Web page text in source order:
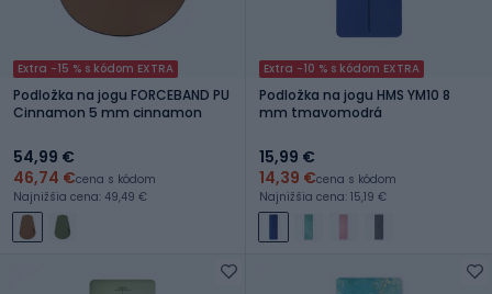
Extra -15 % s kódom EXTRA
Podložka na jogu FORCEBAND PU
Cinnamon 5 mm cinnamon
54,99 €
46,74 €cena s kódom
Najnižšia cena: 49,49 €
Extra -10 % s kódom EXTRA
Podložka na jogu HMS YM10 8
mm tmavomodrá
15,99 €
14,39 €cena s kódom
Najnižšia cena: 15,19 €